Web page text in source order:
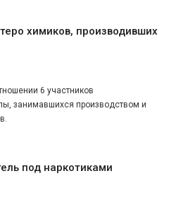
химиков, производивших
6 участников
занимавшихся производством и
под наркотиками